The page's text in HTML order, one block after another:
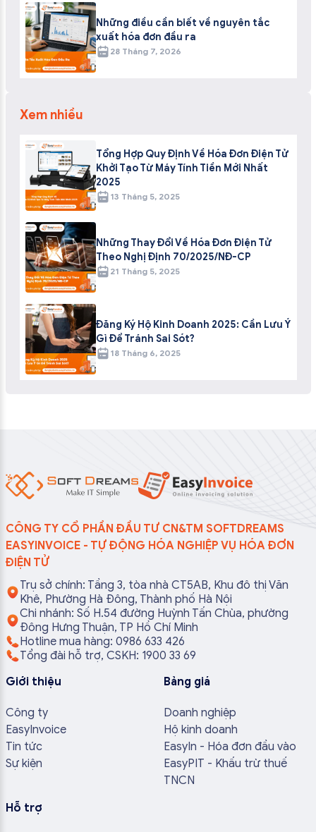
Những điều cần biết về nguyên tắc
xuất hóa đơn đầu ra
28 Tháng 7, 2026
Xem nhiều
Tổng Hợp Quy Định Về Hóa Đơn Điện Tử
Khởi Tạo Từ Máy Tính Tiền Mới Nhất
2025
13 Tháng 5, 2025
Những Thay Đổi Về Hóa Đơn Điện Tử
Theo Nghị Định 70/2025/NĐ-CP
21 Tháng 5, 2025
Đăng Ký Hộ Kinh Doanh 2025: Cần Lưu Ý
Gì Để Tránh Sai Sót?
18 Tháng 6, 2025
CÔNG TY CỔ PHẦN ĐẦU TƯ CN&TM SOFTDREAMS
EASYINVOICE - TỰ ĐỘNG HÓA NGHIỆP VỤ HÓA ĐƠN
ĐIỆN TỬ
Trụ sở chính: Tầng 3, tòa nhà CT5AB, Khu đô thị Văn
Khê, Phường Hà Đông, Thành phố Hà Nội
Chi nhánh: Số H.54 đường Huỳnh Tấn Chùa, phường
Đông Hưng Thuận, TP Hồ Chí Minh
Hotline mua hàng: 0986 633 426
Tổng đài hỗ trợ, CSKH: 1900 33 69
Giới thiệu
Công ty
EasyInvoice
Tin tức
Sự kiện
Bảng giá
Doanh nghiệp
Hộ kinh doanh
EasyIn - Hóa đơn đầu vào
EasyPIT - Khấu trừ thuế
TNCN
Hỗ trợ